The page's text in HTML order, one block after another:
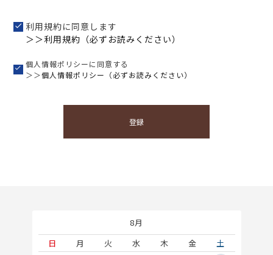
利用規約に同意します
＞＞利用規約（必ずお読みください）
個人情報ポリシーに同意する
＞＞個人情報ポリシー（必ずお読みください）
登録
8月
日
月 火 水 木 金
土